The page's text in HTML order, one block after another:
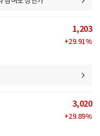
1,203
+29.91%
3,020
+29.89%